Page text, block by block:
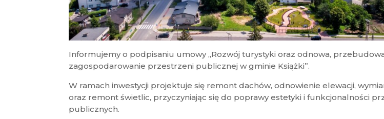
Informujemy o podpisaniu umowy „Rozwój turystyki oraz odnowa,
zagospodarowanie przestrzeni publicznej w gminie Książki”.
W ramach inwestycji projektuje się remont dachów, odnowienie elewacji,
oraz remont świetlic, przyczyniając się do poprawy estetyki i funkcjonalności
publicznych.